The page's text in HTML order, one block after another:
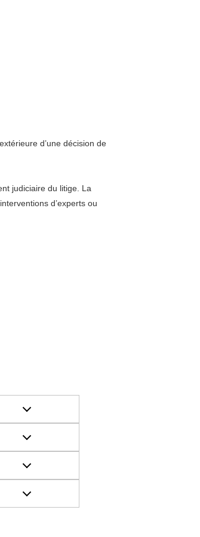
d’une décision de
judiciaire du litige. La
d’experts ou